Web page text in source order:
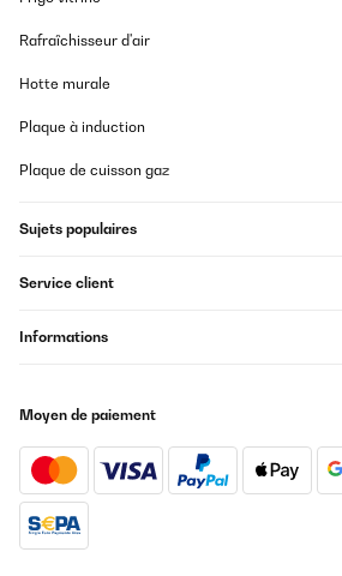
die Wärme super. Wir sind voll zufrieden!
Wir haben den vor Weihnachten schon
empfehlenswert
Je suis ravie de mon achat ! La Klarstein
Grill est parfaite pour des repas en
manière uniforme, garantissant une
ingrédients. Les 8 poêlons sont idéals
Rafraîchisseur d'air
Hotte murale
Plaque à induction
Plaque de cuisson gaz
Sujets populaires
Service client
Informations
Moyen de paiement